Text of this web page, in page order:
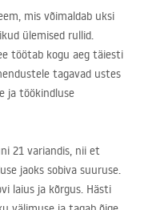
mis võimaldab uksi
ülemised rullid.
töötab kogu aeg täiesti
tagavad ustes
ja töökindluse
21 variandis, nii et
jaoks sobiva suuruse.
laius ja kõrgus. Hästi